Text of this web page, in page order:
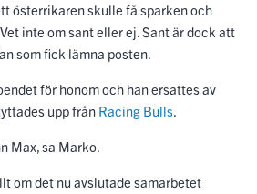
österrikaren skulle få sparken och
inte om sant eller ej. Sant är dock att
som fick lämna posten.
för honom och han ersattes av
upp från Racing Bulls.
Max, sa Marko.
om det nu avslutade samarbetet